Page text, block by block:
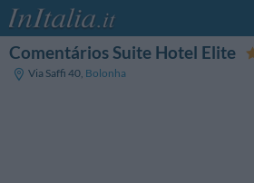
Comentários Suite Hotel Elite
Via Saffi 40, Bolonha